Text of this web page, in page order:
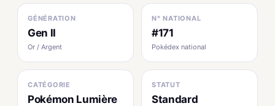
GÉNÉRATION
Gen II
Or / Argent
N° NATIONAL
#171
Pokédex national
CATÉGORIE
Pokémon Lumière
STATUT
Standard